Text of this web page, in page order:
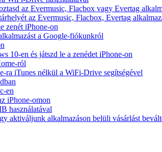
az Evermusic, Flacbox vagy Evertag
az Evermusic, Flacbox, Evertag
zenét iPhone-on
a Google-fiókunkról
10-en és játszd le a zenédet iPhone-on
ról
ra iTunes nélkül a WiFi-Drive segítségével
en
iPhone-omon
használatával
aktiváljunk alkalmazáson belüli vásárlást